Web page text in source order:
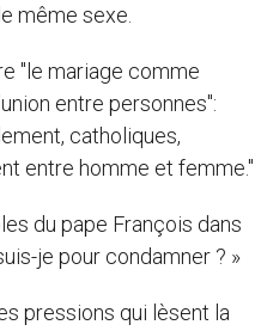
même sexe.
"le mariage comme
entre personnes":
catholiques,
entre homme et femme."
du pape François dans
je pour condamner ? »
pressions qui lèsent la